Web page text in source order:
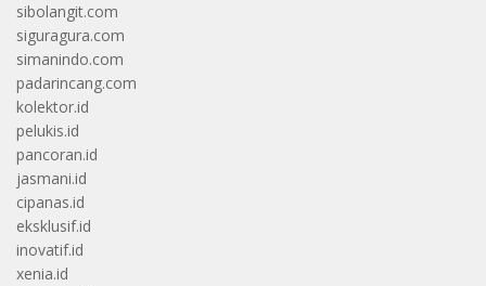
sibolangit.com
siguragura.com
simanindo.com
padarincang.com
kolektor.id
pelukis.id
pancoran.id
jasmani.id
cipanas.id
eksklusif.id
inovatif.id
xenia.id